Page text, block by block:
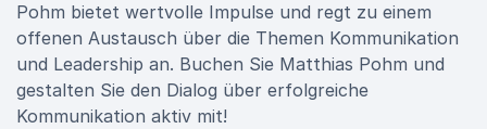
Pohm bietet wertvolle Impulse und regt zu einem
offenen Austausch über die Themen Kommunikation
und Leadership an. Buchen Sie Matthias Pohm und
gestalten Sie den Dialog über erfolgreiche
Kommunikation aktiv mit!